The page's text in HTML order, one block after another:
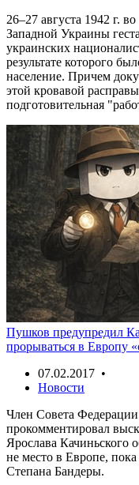
26–27 августа 1942 г.
Западной Украины
украинских
результате которого
население. Причем
этой кровавой
подготовительная
Пушков предупредил
прорываться в Европу
07.02.2017 •
Новости
Член Совета
прокомментировал
Ярослава Качиньского
не место в Европе, пока
Степана Бандеры.